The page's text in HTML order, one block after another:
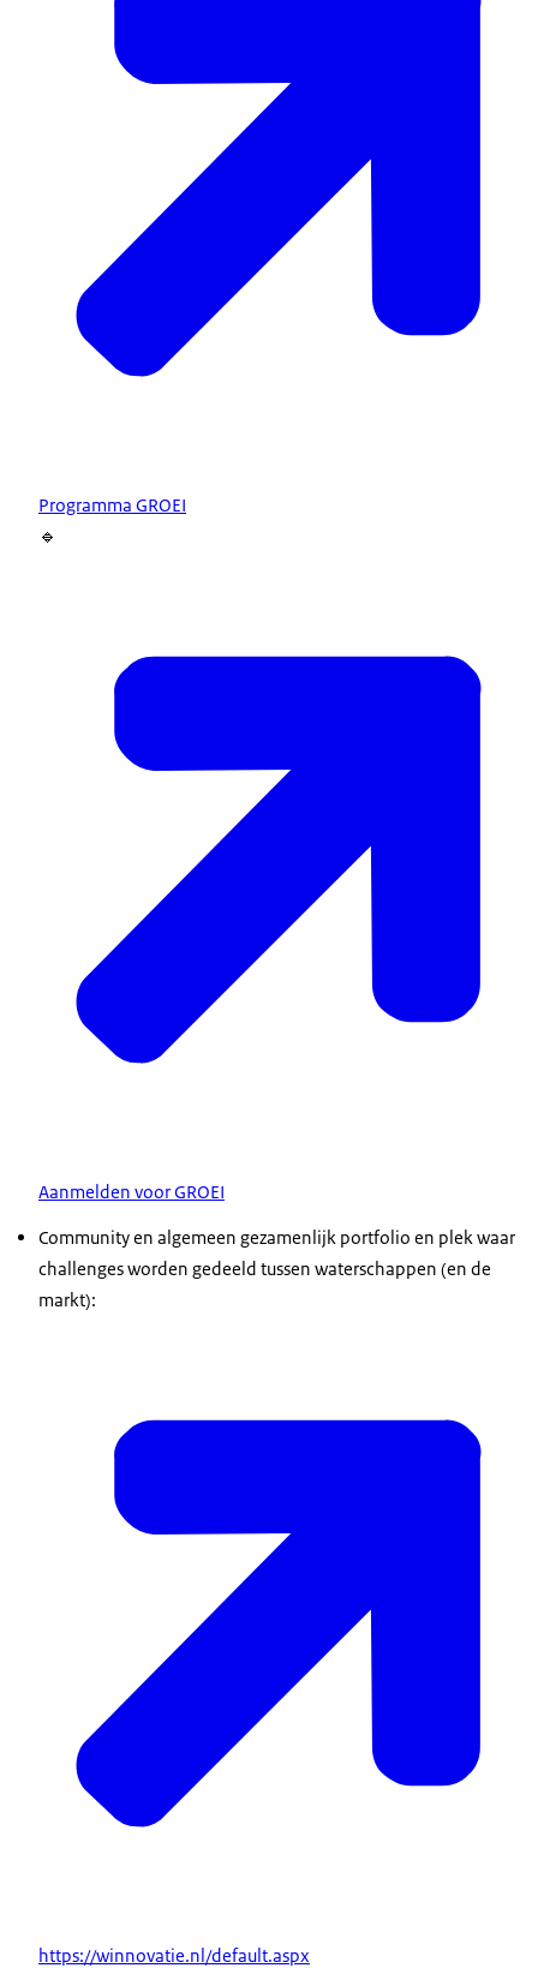
Programma GROEI
🔹
Aanmelden voor GROEI
Community en algemeen gezamenlijk portfolio en plek waar
challenges worden gedeeld tussen waterschappen (en de
markt):
https://winnovatie.nl/default.aspx